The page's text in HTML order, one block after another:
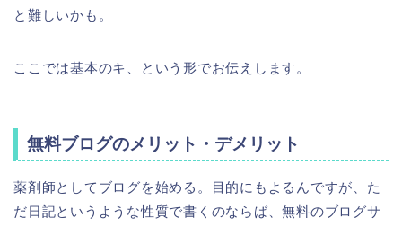
と難しいかも。
ここでは基本のキ、という形でお伝えします。
無料ブログのメリット・デメリット
薬剤師としてブログを始める。目的にもよるんですが、た
だ日記というような性質で書くのならば、無料のブログサ